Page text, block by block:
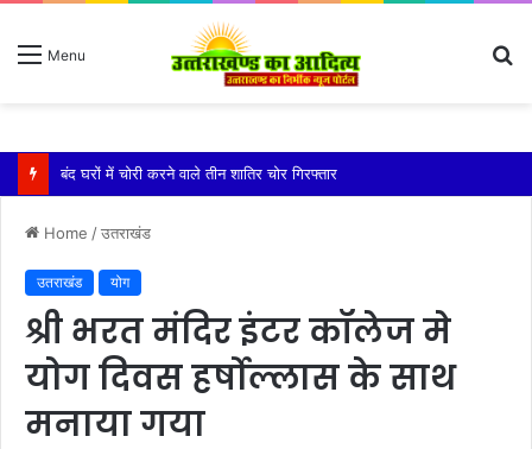
Menu
बारिश ने बढ़ाई दहशत, दरकने लगी जमीन, 10 परिवारों ने छोड़े घर
Home /उतराखंड
उतराखंड योग
श्री भरत मंदिर इंटर कॉलेज मे
योग दिवस हर्षोल्लास के साथ
मनाया गया